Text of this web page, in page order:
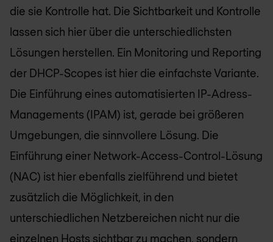
die sie Kontrolle hat. Die Sichtbarkeit und Kontrolle
lassen sich hier über die unterschiedlichsten
Lösungen herstellen. Ein Monitoring und Reporting
der DHCP-Scopes ist hier die einfachste Variante.
Die Einführung eines automatisierten IP-Adress-
Managements (IPAM) ist, gerade bei größeren
Umgebungen, die sinnvollere Lösung. Die
Einführung einer Network-Access-Control-Lösung
(NAC) ist hier ebenfalls zielführend und bietet
zusätzlich die Möglichkeit, in den
unterschiedlichen Netzbereichen nicht nur die
einzelnen Hosts sichtbar zu machen, sondern